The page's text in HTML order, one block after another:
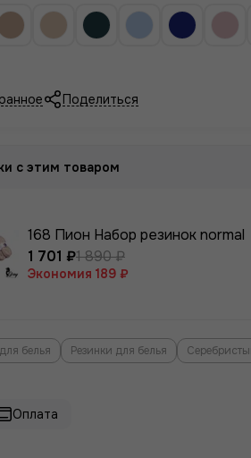
Поделиться
с этим товаром
168 Пион Набор резинок normal
1 701 ₽1 890 ₽
Экономия 189 ₽
белья Резинки для белья
Оплата